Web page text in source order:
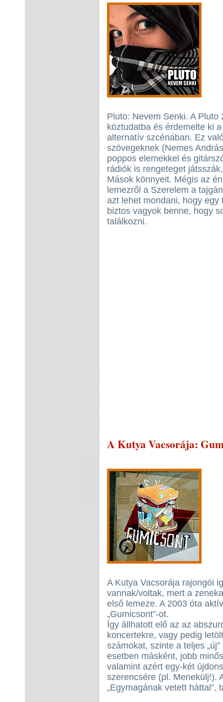
Pluto: Nevem Senki. A
köztudatba és érdemelte ki
alternatív szcénában. Ez
szövegeknek (Nemes
poppos elemekkel és
rádiók is rengeteget
Mások könnyeit. Mégis az
lemezről a Szerelem a
azt lehet mondani, hogy egy
biztos vagyok benne, hogy
találkozni.
A Kutya Vacsorája:
A Kutya Vacsorája rajongói
vannak/voltak, mert a
első lemeze. A 2003 óta
„Gumicsont”-ot.
Így állhatott elő az az
koncertekre, vagy pedig
számokat, szinte a teljes
esetben másként, jobb
valamint azért egy-két
szerencsére (pl. Menekülj!).
„Egymagának vetett